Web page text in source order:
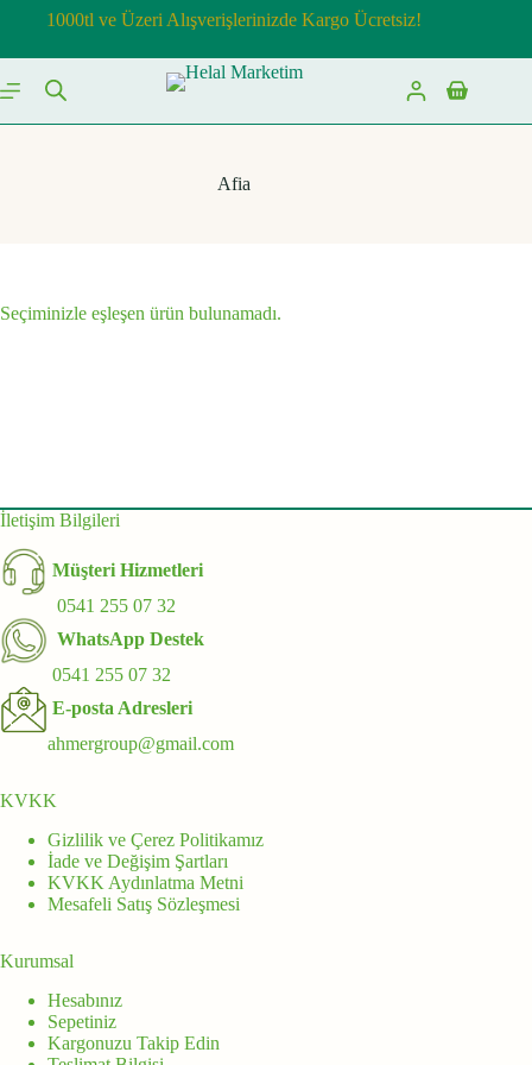
1000tl ve Üzeri Alışverişlerinizde Kargo Ücretsiz!
Shopping
cart
Afia
Seçiminizle eşleşen ürün bulunamadı.
İletişim Bilgileri
Müşteri Hizmetleri
0541 255 07 32
WhatsApp Destek
0541 255 07 32
E-posta Adresleri
ahmergroup@gmail.com
KVKK
Gizlilik ve Çerez Politikamız
İade ve Değişim Şartları
KVKK Aydınlatma Metni
Mesafeli Satış Sözleşmesi
Kurumsal
Hesabınız
Sepetiniz
Kargonuzu Takip Edin